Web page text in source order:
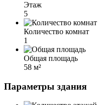
Этаж
5
Количество комнат
1
Общая площадь
58 м²
Параметры здания